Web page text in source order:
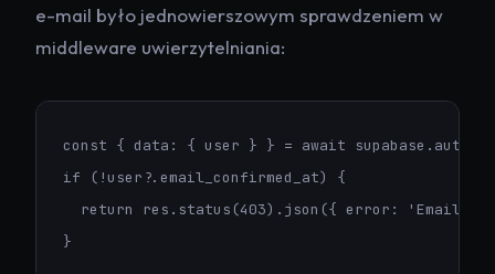
e-mail było jednowierszowym sprawdzeniem w
middleware uwierzytelniania:
const { data: { user } } = await
if (!user?.email_confirmed_at) {
return res.status(403).json({ error: 'Email
}